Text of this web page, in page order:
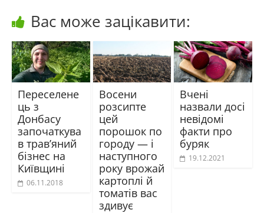
Вас може зацікавити:
Переселене
ць з
Донбасу
започаткува
в трав’яний
бізнес на
Київщині
06.11.2018
Восени
розсипте
цей
порошок по
городу — і
наступного
року врожай
картоплі й
томатів вас
здивує
Вчені
назвали досі
невідомі
факти про
буряк
19.12.2021